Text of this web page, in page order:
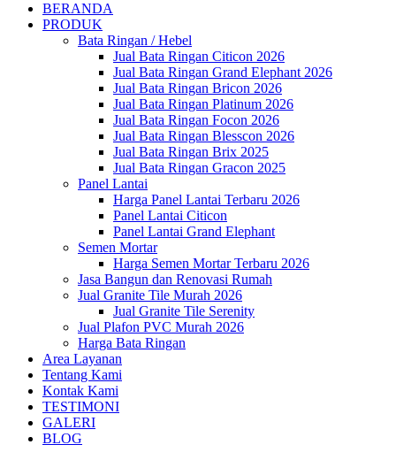
BERANDA
PRODUK
Bata Ringan / Hebel
Jual Bata Ringan Citicon 2026
Jual Bata Ringan Grand Elephant 2026
Jual Bata Ringan Bricon 2026
Jual Bata Ringan Platinum 2026
Jual Bata Ringan Focon 2026
Jual Bata Ringan Blesscon 2026
Jual Bata Ringan Brix 2025
Jual Bata Ringan Gracon 2025
Panel Lantai
Harga Panel Lantai Terbaru 2026
Panel Lantai Citicon
Panel Lantai Grand Elephant
Semen Mortar
Harga Semen Mortar Terbaru 2026
Jasa Bangun dan Renovasi Rumah
Jual Granite Tile Murah 2026
Jual Granite Tile Serenity
Jual Plafon PVC Murah 2026
Harga Bata Ringan
Area Layanan
Tentang Kami
Kontak Kami
TESTIMONI
GALERI
BLOG